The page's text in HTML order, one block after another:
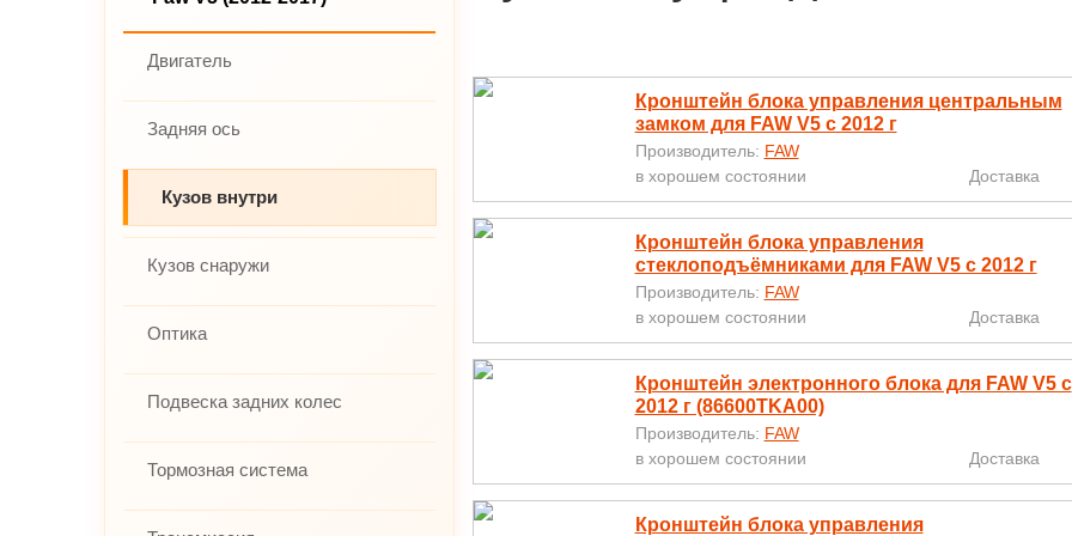
Двигатель
Задняя ось
Кузов внутри
Кузов снаружи
Оптика
Подвеска задних колес
Тормозная система
Кронштейн блока управления центральным
замком для FAW V5 с 2012 г
Производитель: FAW
в хорошем состоянии
Доставка
Кронштейн блока управления
стеклоподъёмниками для FAW V5 с 2012 г
Производитель: FAW
в хорошем состоянии
Доставка
Кронштейн электронного блока для FAW V5 с
2012 г (86600TKA00)
Производитель: FAW
в хорошем состоянии
Доставка
Кронштейн блока управления